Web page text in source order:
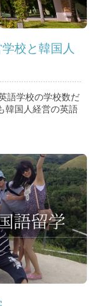
校と韓国人
語学校の学校数だ
韓国人経営の英語
倒的に多く存在し
2010年以降、日本
が上昇し、2012年